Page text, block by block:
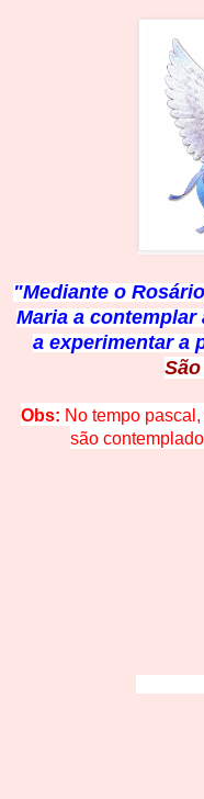
"Mediante o
Maria a contemplar
a experimentar a
Obs: No tempo
são